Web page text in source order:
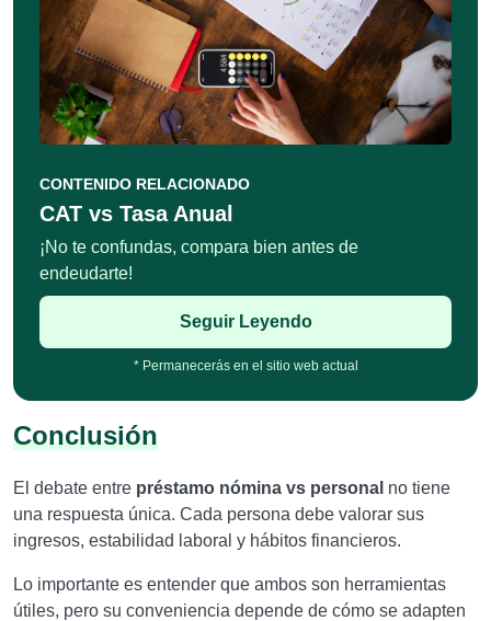
CONTENIDO RELACIONADO
CAT vs Tasa Anual
¡No te confundas, compara bien antes de
endeudarte!
Seguir Leyendo
* Permanecerás en el sitio web actual
Conclusión
El debate entre préstamo nómina vs personal no tiene
una respuesta única. Cada persona debe valorar sus
ingresos, estabilidad laboral y hábitos financieros.
Lo importante es entender que ambos son herramientas
útiles, pero su conveniencia depende de cómo se adapten